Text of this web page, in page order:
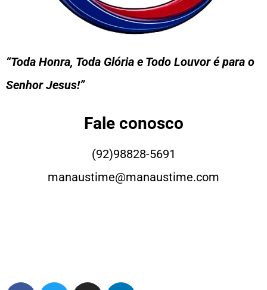
“Toda Honra, Toda Glória e Todo Louvor é para o
Senhor Jesus!”
Fale conosco
(92)98828-5691
manaustime@manaustime.com